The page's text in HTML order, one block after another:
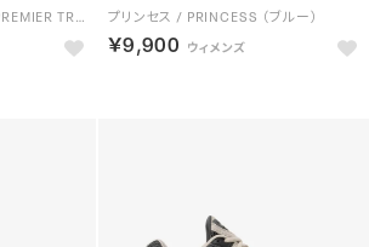
プレミア トリニティ KFS / PREMIER TRINITY KFS （ソフトグレー） プリンセス / PRINCESS （ブルー）
￥9,900